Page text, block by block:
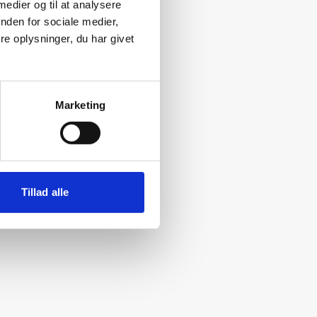
og til at analysere
for sociale medier,
oplysninger, du har givet
Marketing
Tillad alle